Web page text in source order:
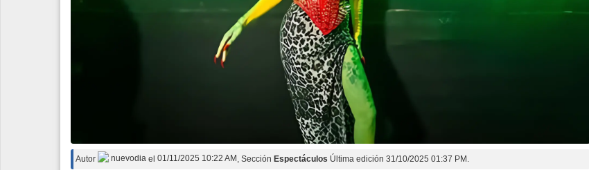
Autor nuevodia el 01/11/2025 10:22 AM , Sección Espectáculos Última edición 31/10/2025 01:37 PM.